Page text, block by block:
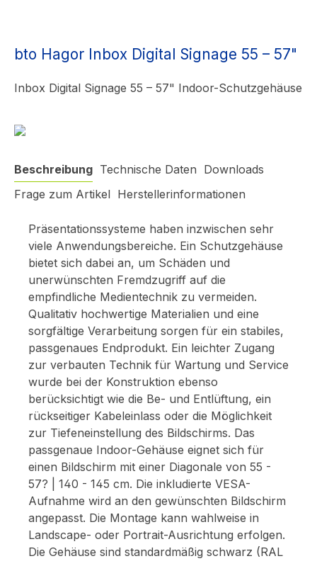
bto Hagor Inbox Digital Signage 55 – 57"
Inbox Digital Signage 55 – 57" Indoor-Schutzgehäuse
Beschreibung Technische Daten Downloads
Frage zum Artikel Herstellerinformationen
Präsentationssysteme haben inzwischen sehr
viele Anwendungsbereiche. Ein Schutzgehäuse
bietet sich dabei an, um Schäden und
unerwünschten Fremdzugriff auf die
empfindliche Medientechnik zu vermeiden.
Qualitativ hochwertige Materialien und eine
sorgfältige Verarbeitung sorgen für ein stabiles,
passgenaues Endprodukt. Ein leichter Zugang
zur verbauten Technik für Wartung und Service
wurde bei der Konstruktion ebenso
berücksichtigt wie die Be- und Entlüftung, ein
rückseitiger Kabeleinlass oder die Möglichkeit
zur Tiefeneinstellung des Bildschirms. Das
passgenaue Indoor-Gehäuse eignet sich für
einen Bildschirm mit einer Diagonale von 55 -
57? | 140 - 145 cm. Die inkludierte VESA-
Aufnahme wird an den gewünschten Bildschirm
angepasst. Die Montage kann wahlweise in
Landscape- oder Portrait-Ausrichtung erfolgen.
Die Gehäuse sind standardmäßig schwarz (RAL